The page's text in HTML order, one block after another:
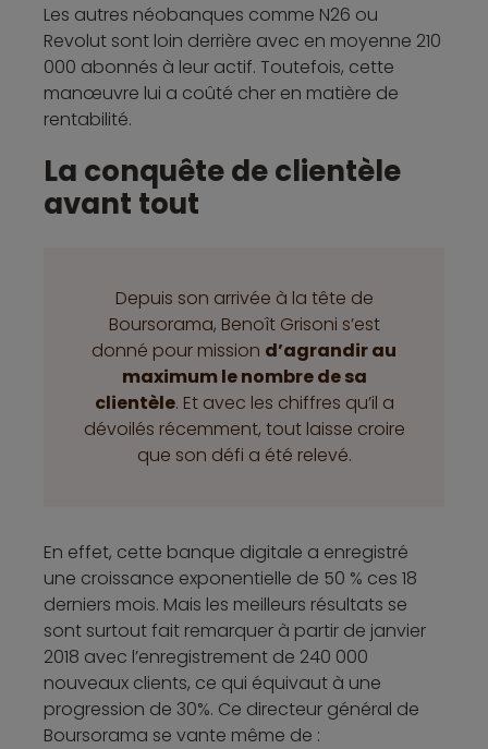
Les autres néobanques comme N26 ou
Revolut sont loin derrière avec en moyenne 210
000 abonnés à leur actif. Toutefois, cette
manœuvre lui a coûté cher en matière de
rentabilité.
La conquête de clientèle
avant tout
Depuis son arrivée à la tête de
Boursorama, Benoît Grisoni s’est
donné pour mission d’agrandir au
maximum le nombre de sa
clientèle. Et avec les chiffres qu’il a
dévoilés récemment, tout laisse croire
que son défi a été relevé.
En effet, cette banque digitale a enregistré
une croissance exponentielle de 50 % ces 18
derniers mois. Mais les meilleurs résultats se
sont surtout fait remarquer à partir de janvier
2018 avec l’enregistrement de 240 000
nouveaux clients, ce qui équivaut à une
progression de 30%. Ce directeur général de
Boursorama se vante même de :